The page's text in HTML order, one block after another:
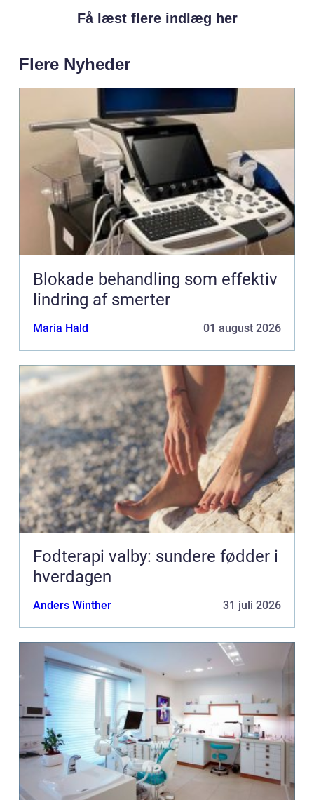
Få læst flere indlæg her
Flere Nyheder
Blokade behandling som effektiv
lindring af smerter
Maria Hald 01 august 2026
Fodterapi valby: sundere fødder i
hverdagen
Anders Winther 31 juli 2026